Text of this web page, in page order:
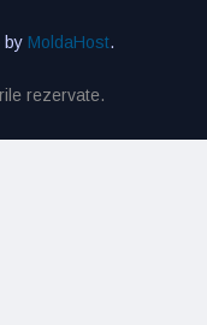
by MoldaHost.
rezervate.